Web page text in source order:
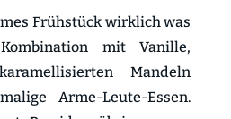
Frühstück wirklich was
mit Vanille,
Mandeln
Arme-Leute-Essen.